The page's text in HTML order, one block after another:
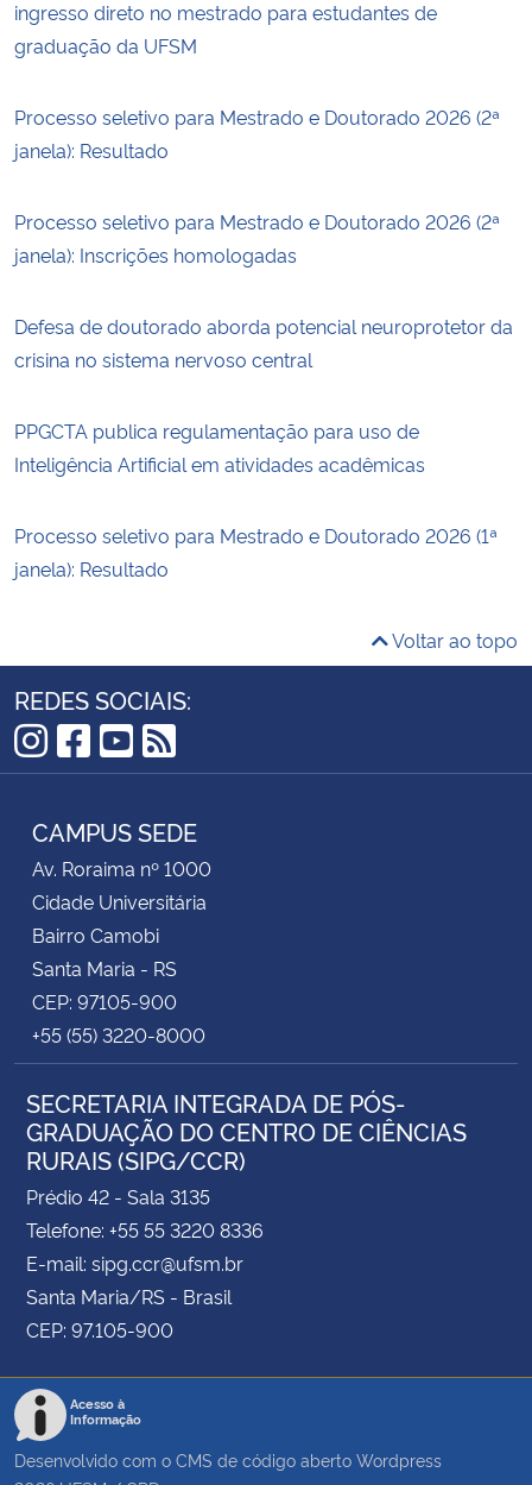
ingresso direto no mestrado para estudantes de
graduação da UFSM
Processo seletivo para Mestrado e Doutorado 2026 (2ª
janela): Resultado
Processo seletivo para Mestrado e Doutorado 2026 (2ª
janela): Inscrições homologadas
Defesa de doutorado aborda potencial neuroprotetor da
crisina no sistema nervoso central
PPGCTA publica regulamentação para uso de
Inteligência Artificial em atividades acadêmicas
Processo seletivo para Mestrado e Doutorado 2026 (1ª
janela): Resultado
Voltar ao topo
REDES SOCIAIS:
Instagram
Facebook
YouTube
RSS
CAMPUS SEDE
Av. Roraima nº 1000
Cidade Universitária
Bairro Camobi
Santa Maria - RS
CEP: 97105-900
+55 (55) 3220-8000
SECRETARIA INTEGRADA DE PÓS-
GRADUAÇÃO DO CENTRO DE CIÊNCIAS
RURAIS (SIPG/CCR)
Prédio 42 - Sala 3135
Telefone: +55 55 3220 8336
E-mail: sipg.ccr@ufsm.br
Santa Maria/RS - Brasil
CEP: 97.105-900
Acesso à
Informação
Desenvolvido com o CMS de código aberto Wordpress